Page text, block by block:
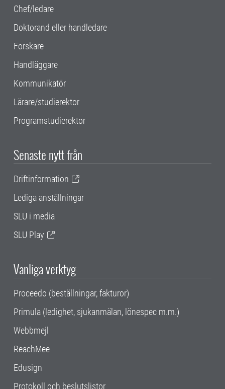
Chef/ledare
Doktorand eller handledare
Forskare
Handläggare
Kommunikatör
Lärare/studierektor
Programstudierektor
Senaste nytt från
Driftinformation
Lediga anställningar
SLU i media
SLU Play
Vanliga verktyg
Proceedo (beställningar, fakturor)
Primula (ledighet, sjukanmälan, lönespec m.m.)
Webbmejl
ReachMee
Edusign
Protokoll och beslutslistor